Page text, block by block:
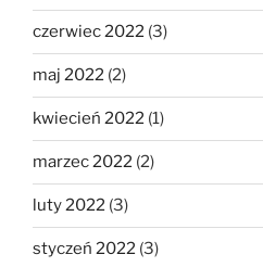
czerwiec 2022 (3)
maj 2022 (2)
kwiecień 2022 (1)
marzec 2022 (2)
luty 2022 (3)
styczeń 2022 (3)